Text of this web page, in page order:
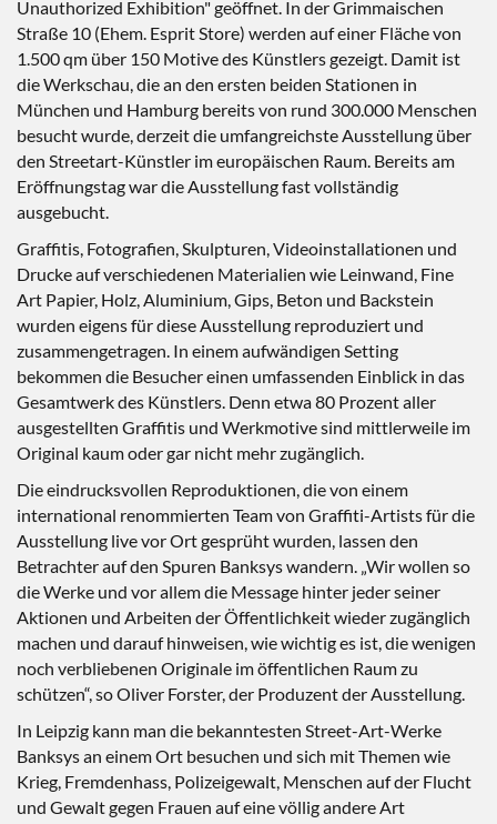
Unauthorized Exhibition" geöffnet. In der Grimmaischen
Straße 10 (Ehem. Esprit Store) werden auf einer Fläche von
1.500 qm über 150 Motive des Künstlers gezeigt. Damit ist
die Werkschau, die an den ersten beiden Stationen in
München und Hamburg bereits von rund 300.000 Menschen
besucht wurde, derzeit die umfangreichste Ausstellung über
den Streetart-Künstler im europäischen Raum. Bereits am
Eröffnungstag war die Ausstellung fast vollständig
ausgebucht.
Graffitis, Fotografien, Skulpturen, Videoinstallationen und
Drucke auf verschiedenen Materialien wie Leinwand, Fine
Art Papier, Holz, Aluminium, Gips, Beton und Backstein
wurden eigens für diese Ausstellung reproduziert und
zusammengetragen. In einem aufwändigen Setting
bekommen die Besucher einen umfassenden Einblick in das
Gesamtwerk des Künstlers. Denn etwa 80 Prozent aller
ausgestellten Graffitis und Werkmotive sind mittlerweile im
Original kaum oder gar nicht mehr zugänglich.
Die eindrucksvollen Reproduktionen, die von einem
international renommierten Team von Graffiti-Artists für die
Ausstellung live vor Ort gesprüht wurden, lassen den
Betrachter auf den Spuren Banksys wandern. „Wir wollen so
die Werke und vor allem die Message hinter jeder seiner
Aktionen und Arbeiten der Öffentlichkeit wieder zugänglich
machen und darauf hinweisen, wie wichtig es ist, die wenigen
noch verbliebenen Originale im öffentlichen Raum zu
schützen“, so Oliver Forster, der Produzent der Ausstellung.
In Leipzig kann man die bekanntesten Street-Art-Werke
Banksys an einem Ort besuchen und sich mit Themen wie
Krieg, Fremdenhass, Polizeigewalt, Menschen auf der Flucht
und Gewalt gegen Frauen auf eine völlig andere Art